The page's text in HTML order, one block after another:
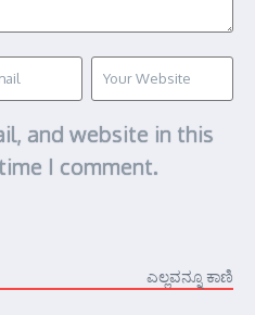
and website in this
I comment.
ಎಲ್ಲವನ್ನೂ ಕಾಣಿ